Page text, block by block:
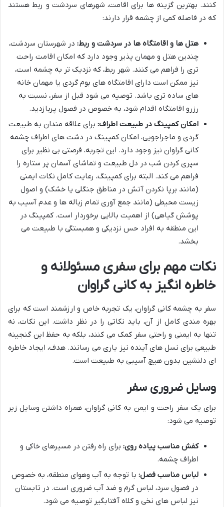
کنند. بهترین گزینه ها برای اقامت، شهرهای سردشت و ربط هستند
که در فاصله کمی از چشمه قرار دارند:
هتل ها و اقامتگاه ها در سردشت و ربط: در شهرستان سردشت،
چندین هتل و مهمان پذیر وجود دارد که امکان اقامت راحت
تری را فراهم می کنند. شهر ربط، که نزدیک تر به چشمه است،
نیز ممکن است دارای اقامتگاه های بوم گردی یا مهمان خانه
های ساده تری باشد. توصیه می شود قبل از سفر، نسبت به
رزرو اقامتگاه اقدام شود، به خصوص در فصول پربازدید.
امکان کمپینگ در طبیعت اطراف: برای علاقه مندان به طبیعت
گردی و ماجراجویی، امکان کمپینگ در دشت های اطراف چشمه
کانی گراوان نیز وجود دارد. این تجربه، فرصتی بی نظیر برای
سپری کردن شب در دل طبیعت و تماشای آسمان پر ستاره را
فراهم می کند. البته برای کمپینگ، رعایت کامل نکات ایمنی
(مانند برپا نکردن آتش در مناطق جنگلی یا خشک) و اصول
زیست محیطی (مانند جمع آوری تمام زباله ها و عدم آسیب به
پوشش گیاهی) از اهمیت بالایی برخوردار است. کمپینگ در
این منطقه به افراد حس نزدیکی و همبستگی با طبیعت می
بخشد.
نکات مهم برای سفری مسئولانه و
خاطره انگیز به کانی گراوان
سفر به چشمه کانی گراوان، یک تجربه خاص و ارزشمند است که برای
بهره مندی کامل از آن، باید نکاتی را در نظر داشت. این نکات، نه
تنها به ایمنی و راحتی سفر کمک می کنند، بلکه به حفظ این گنجینه
طبیعی برای نسل های آینده نیز یاری می رسانند. هدف، ایجاد خاطره
ای دلنشین بدون هیچ آسیبی به طبیعت است.
وسایل ضروری سفر
برای یک سفر راحت و ایمن به کانی گراوان، همراه داشتن وسایل زیر
توصیه می شود:
کفش مناسب پیاده روی: برای راه رفتن در مسیرهای خاکی و
اطراف چشمه.
لباس مناسب فصل: با توجه به آب وهوای منطقه، به خصوص
در فصول سرد، لباس گرم و ضد آب ضروری است. در تابستان
نیز لباس های نخی و کلاه آفتابگیر توصیه می شود.